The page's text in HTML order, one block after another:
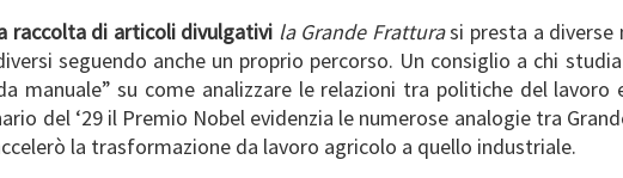
raccolta di articoli divulgativi la Grande Fratturasi presta a
seguendo anche un proprio percorso. Un consiglio a chi
manuale” su come analizzare le relazioni tra politiche del
del ‘29 il Premio Nobel evidenzia le numerose analogie tra
la trasformazione da lavoro agricolo a quello industriale.